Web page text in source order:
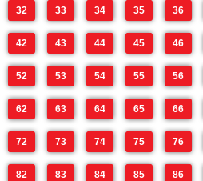
32 33 34 35 36
42 43 44 45 46
52 53 54 55 56
62 63 64 65 66
72 73 74 75 76
82 83 84 85 86